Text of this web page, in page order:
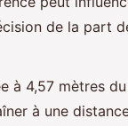
de la part
à 4,57 mètres
à une